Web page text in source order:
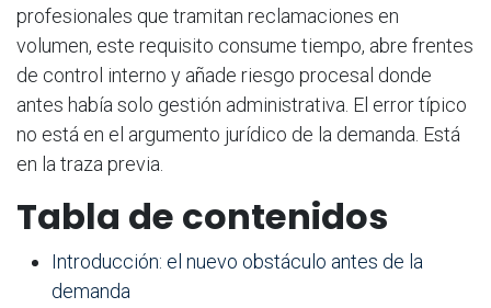
profesionales que tramitan reclamaciones en
volumen, este requisito consume tiempo, abre frentes
de control interno y añade riesgo procesal donde
antes había solo gestión administrativa. El error típico
no está en el argumento jurídico de la demanda. Está
en la traza previa.
Tabla de contenidos
Introducción: el nuevo obstáculo antes de la
demanda